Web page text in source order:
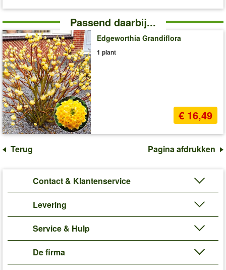
Passend daarbij...
Edgeworthia Grandiflora
1 plant
€ 16,49
Terug Pagina afdrukken
Contact & Klantenservice
Levering
Service & Hulp
De firma